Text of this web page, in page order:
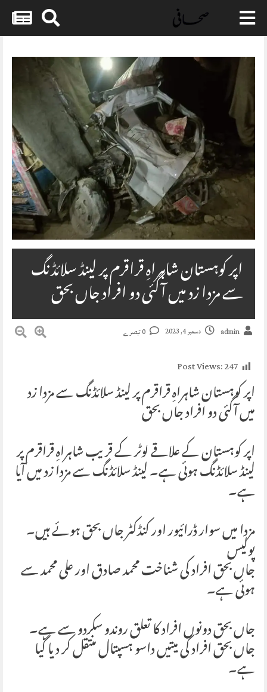
Skip
content
اپر کوہستان شاہراہِ قراقرم پر لینڈ سلائڈنگ
سے مزدا زد میں آگئی دو افراد جاں بحق
admin دسمبر 4, 2023
Post Views:247
اپر کوہستان شاہراہِ قراقرم پر لینڈ سلائڈنگ سے مزدا زد
میں آگئی دو افراد جاں بحق
اپر کوہستان کے علاقے لوٹر کے قریب شاہراہِ قراقرم پر
لینڈ سلائڈنگ ہوئی ہے۔ لینڈ سلائڈنگ سے مزدا زد میں آیا
ہے۔
مزدا میں سوار ڈرائیور اور کنڈکٹر جاں بحق ہوئے ہیں۔
پولیس
جاں بحق افراد کی شناخت محمد صادق اور علی محمد سے
ہوئی ہے۔
جاں بحق دونوں افراد کا تعلق روندو سکردو سے ہے۔
جاں بحق افراد کی میتیں داسو ہسپتال منتقل کر دیا گیا
ہے۔